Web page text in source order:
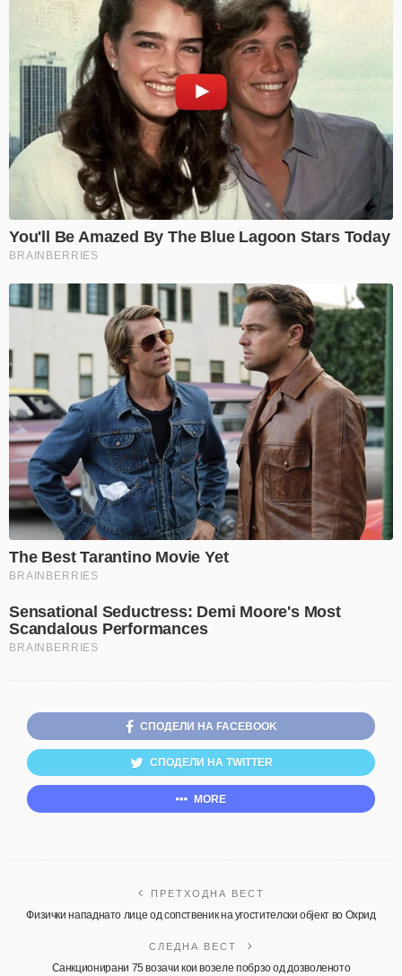
СПОДЕЛИ НА FACEBOOK
СПОДЕЛИ НА TWITTER
MORE
ПРЕТХОДНА ВЕСТ
Физички нападнато лице од сопственик на угостителски објект во Охрид
СЛЕДНА ВЕСТ
Санкционирани 75 возачи кои возeле побрзо од дозволеното